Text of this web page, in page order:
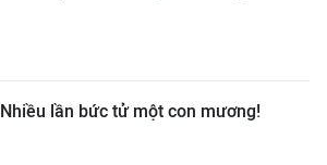
Nhiều lần bức tử một con mương!